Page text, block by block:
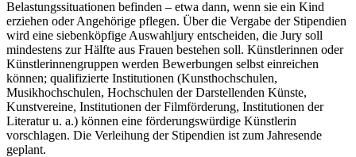
Belastungssituationen befinden – etwa dann, wenn sie ein Kind
erziehen oder Angehörige pflegen. Über die Vergabe der Stipendien
wird eine siebenköpfige Auswahljury entscheiden, die Jury soll
mindestens zur Hälfte aus Frauen bestehen soll. Künstlerinnen oder
Künstlerinnengruppen werden Bewerbungen selbst einreichen
können; qualifizierte Institutionen (Kunsthochschulen,
Musikhochschulen, Hochschulen der Darstellenden Künste,
Kunstvereine, Institutionen der Filmförderung, Institutionen der
Literatur u. a.) können eine förderungswürdige Künstlerin
vorschlagen. Die Verleihung der Stipendien ist zum Jahresende
geplant.